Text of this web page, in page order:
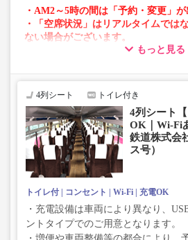
・AM2～5時の間は「予約・変更」が
・「空席状況」はリアルタイムでは
ない場合がございます。
・車両は予告なく変更となる場合が
で、あらかじめご了承ください。
もっと見る
4列シート トイレ付き
4列シート
OK｜Wi-Fi
鉄道株式会
ス号）
トイレ付 コンセント Wi-Fi 充電OK
・充電設備は車両により異なり、
ントタイプでのご用意となります。